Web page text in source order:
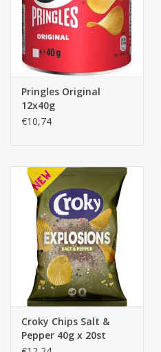
Pringles Original
12x40g
€10,74
Croky Chips Salt &
Pepper 40g x 20st